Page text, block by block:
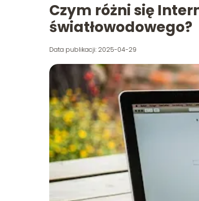
Czym różni się
światłowodowego?
Data publikacji: 2025-04-29